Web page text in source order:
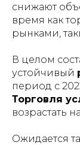
снижают
время как
рынками,
В целом
устойчивый
период с
Торговля
возрастать
Ожидается